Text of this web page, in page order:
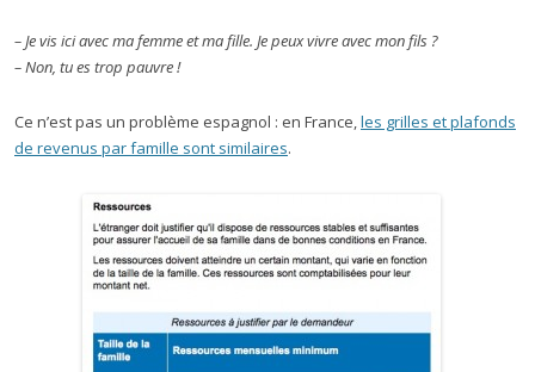
– Je vis ici avec ma femme et ma fille. Je peux vivre avec mon fils ?
– Non, tu es trop pauvre !
Ce n’est pas un problème espagnol : en France,les grilles et plafonds
de revenus par famille sont similaires.